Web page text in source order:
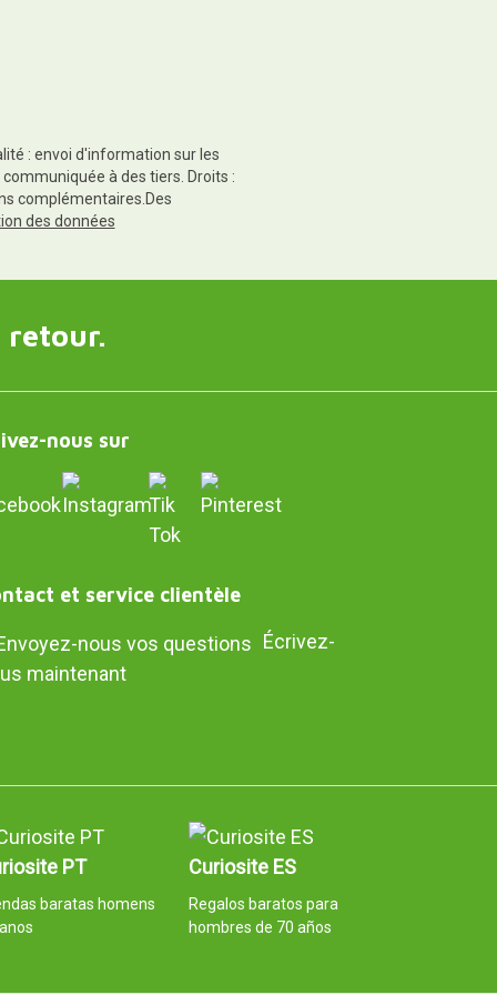
: envoi d'information sur les
à des tiers. Droits :
complémentaires.Des
des données
retour.
nous sur
et service clientèle
Écrivez-
maintenant
PT
baratas homens
Curiosite ES
Regalos baratos para
hombres de 70 años